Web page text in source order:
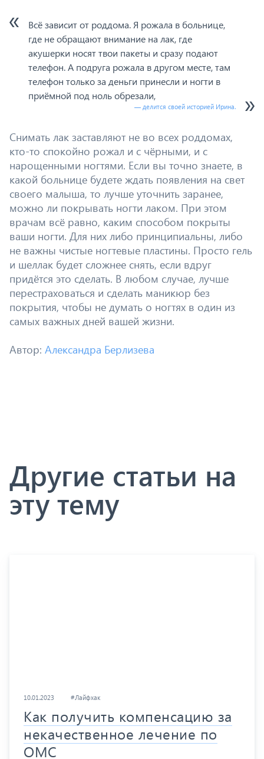
Всё зависит от роддома. Я рожала в больнице,
где не обращают внимание на лак, где
акушерки носят твои пакеты и сразу подают
телефон. А подруга рожала в другом месте, там
телефон только за деньги принесли и ногти в
приёмной под ноль обрезали,
— делится своей историей Ирина.
Снимать лак заставляют не во всех роддомах,
кто-то спокойно рожал и с чёрными, и с
нарощенными ногтями. Если вы точно знаете, в
какой больнице будете ждать появления на свет
своего малыша, то лучше уточнить заранее,
можно ли покрывать ногти лаком. При этом
врачам всё равно, каким способом покрыты
ваши ногти. Для них либо принципиальны, либо
не важны чистые ногтевые пластины. Просто гель
и шеллак будет сложнее снять, если вдруг
придётся это сделать. В любом случае, лучше
перестраховаться и сделать маникюр без
покрытия, чтобы не думать о ногтях в один из
самых важных дней вашей жизни.
Автор: Александра Берлизева
Другие статьи на
эту тему
10.01.2023 #Лайфхак
Как получить компенсацию за
некачественное лечение по
ОМС